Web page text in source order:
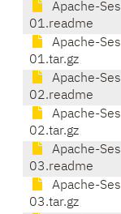
Apache-
01.readme
Apache-
01.tar.gz
Apache-
02.readme
Apache-
02.tar.gz
Apache-
03.readme
Apache-
03.tar.gz